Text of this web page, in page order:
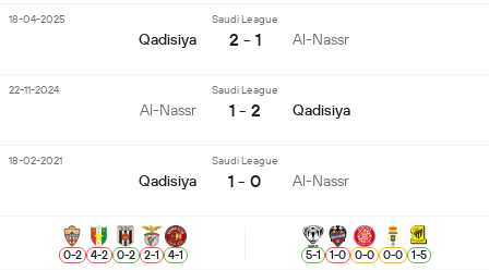
Qadisiya
Saudi League
2 - 1 Al-Nassr
18-04-2025
Al-Nassr
Saudi League
1 - 2 Qadisiya
22-11-2024
Qadisiya
Saudi League
1 - 0 Al-Nassr
18-02-2021
0-2 4-2 0-2 2-1 4-1 5-1 1-0 0-0 0-0 1-5